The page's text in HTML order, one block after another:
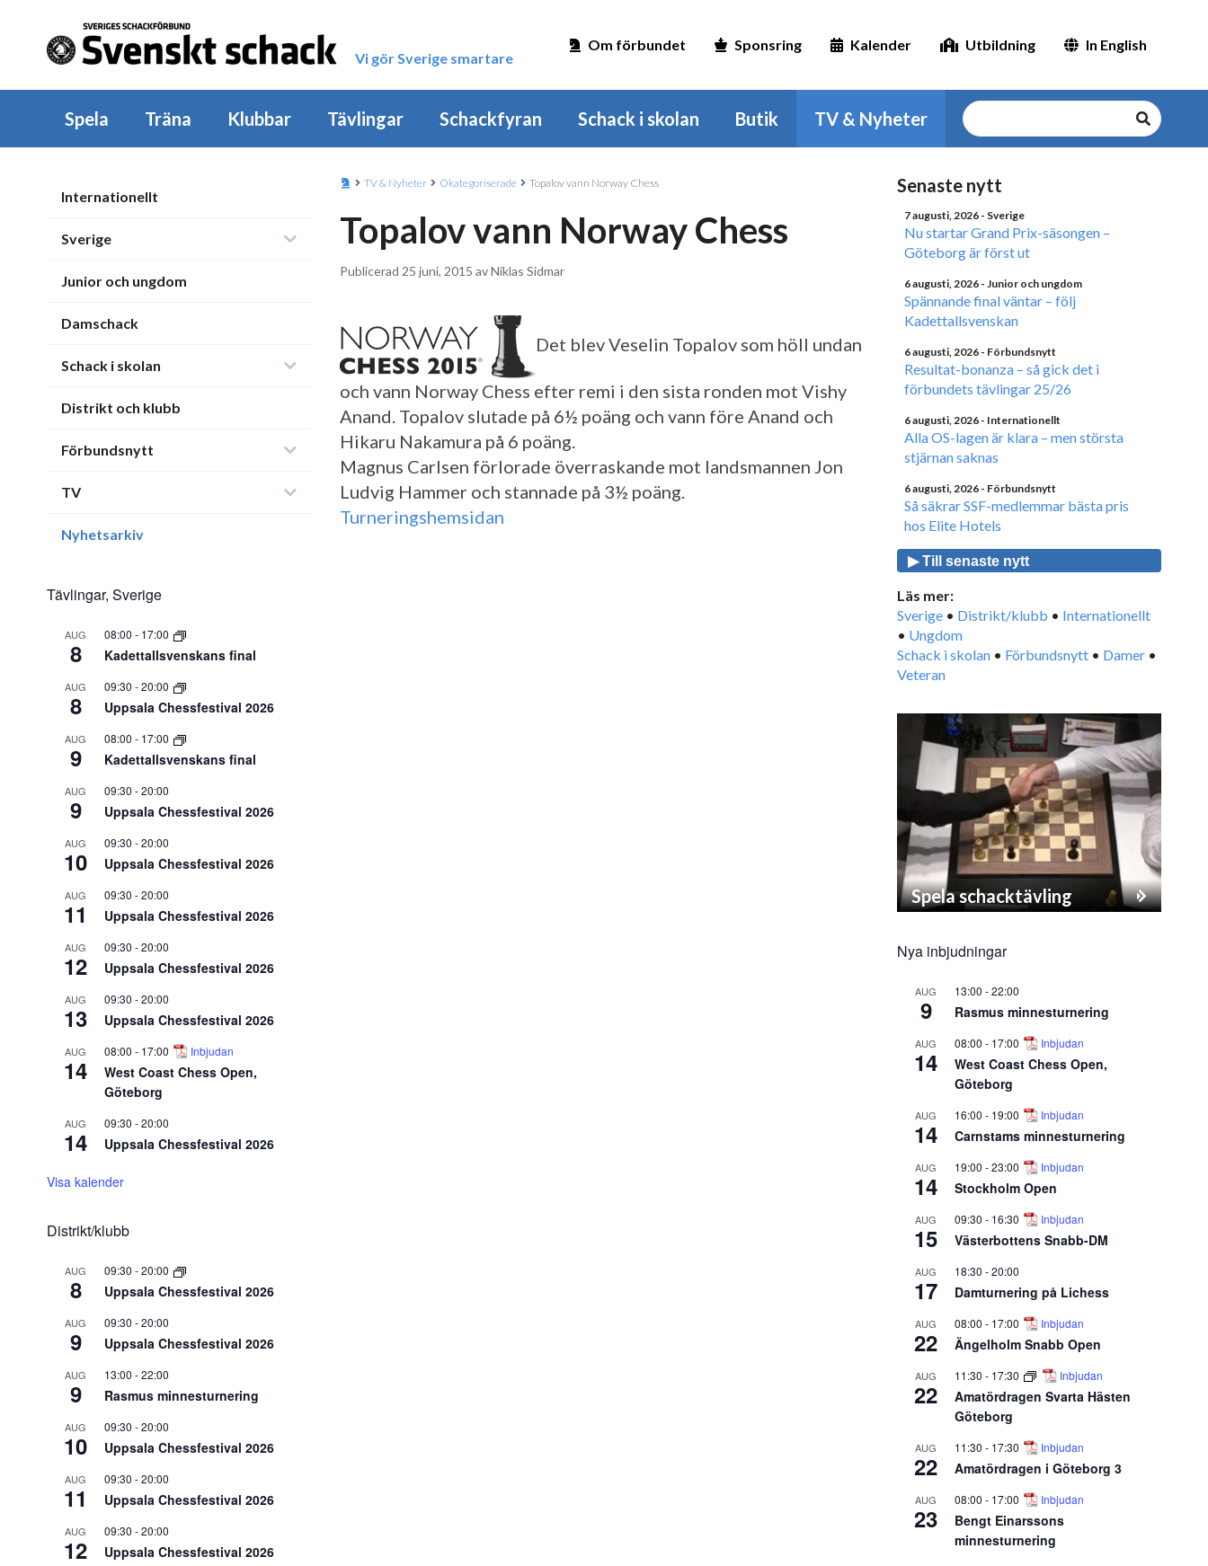
Vi gör Sverige smartare
Om förbundet Sponsring Kalender Utbildning In English
Spela Träna Klubbar Tävlingar Schackfyran Schack i skolan Butik TV & Nyheter
Internationellt
Sverige
Junior och ungdom
Damschack
Schack i skolan
Distrikt och klubb
Förbundsnytt
TV
Nyhetsarkiv
Tävlingar, Sverige
AUG
8
08:00 - 17:00
Kadettallsvenskans final
AUG
8
09:30 -20:00
Uppsala Chessfestival 2026
AUG
9
08:00 - 17:00
Kadettallsvenskans final
AUG
9
09:30 -20:00
Uppsala Chessfestival 2026
AUG
10
09:30 -20:00
Uppsala Chessfestival 2026
AUG
11
09:30 -20:00
Uppsala Chessfestival 2026
AUG
12
09:30 -20:00
Uppsala Chessfestival 2026
AUG
13
09:30 -20:00
Uppsala Chessfestival 2026
AUG
14
08:00 - 17:00 Inbjudan
West Coast Chess Open,
Göteborg
AUG
14
09:30 -20:00
Uppsala Chessfestival 2026
Visa kalender
Distrikt/klubb
AUG
8
09:30 -20:00
Uppsala Chessfestival 2026
AUG
9
09:30 -20:00
Uppsala Chessfestival 2026
AUG
9
13:00 -22:00
Rasmus minnesturnering
AUG
10
09:30 -20:00
Uppsala Chessfestival 2026
AUG
11
09:30 -20:00
Uppsala Chessfestival 2026
AUG
12
09:30 -20:00
Uppsala Chessfestival 2026
TV & Nyheter Okategoriserade Topalov vann Norway Chess
Topalov vann Norway Chess
Publicerad 25 juni, 2015 av Niklas Sidmar
Det blev Veselin Topalov som höll undan
och vann Norway Chess efter remi i den sista ronden mot Vishy
Anand. Topalov slutade på 6½ poäng och vann före Anand och
Hikaru Nakamura på 6 poäng.
Magnus Carlsen förlorade överraskande mot landsmannen Jon
Ludvig Hammer och stannade på 3½ poäng.
Turneringshemsidan
Senaste nytt
7 augusti, 2026 - Sverige
Nu startar Grand Prix-säsongen –
Göteborg är först ut
6 augusti, 2026 - Junior och ungdom
Spännande final väntar – följ
Kadettallsvenskan
6 augusti, 2026 - Förbundsnytt
Resultat-bonanza – så gick det i
förbundets tävlingar 25/26
6 augusti, 2026 - Internationellt
Alla OS-lagen är klara – men största
stjärnan saknas
6 augusti, 2026 - Förbundsnytt
Så säkrar SSF-medlemmar bästa pris
hos Elite Hotels
▶ Till senaste nytt
Läs mer:
Sverige • Distrikt/klubb • Internationellt
• Ungdom
Schack i skolan • Förbundsnytt • Damer •
Veteran
Spela schacktävling
Nya inbjudningar
AUG
9
13:00 -22:00
Rasmus minnesturnering
AUG
14
08:00 - 17:00 Inbjudan
West Coast Chess Open,
Göteborg
AUG
14
16:00 - 19:00 Inbjudan
Carnstams minnesturnering
AUG
14
19:00 -23:00 Inbjudan
Stockholm Open
AUG
15
09:30 - 16:30 Inbjudan
Västerbottens Snabb-DM
AUG
17
18:30 -20:00
Damturnering på Lichess
AUG
22
08:00 - 17:00 Inbjudan
Ängelholm Snabb Open
AUG
22
11:30 - 17:30 Inbjudan
Amatördragen Svarta Hästen
Göteborg
AUG
22
11:30 - 17:30 Inbjudan
Amatördragen i Göteborg 3
AUG
23
08:00 - 17:00 Inbjudan
Bengt Einarssons
minnesturnering